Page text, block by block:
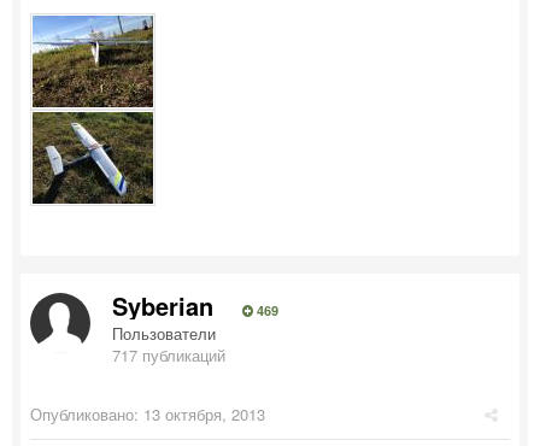
Syberian 469
Пользователи
717 публикаций
Опубликовано: 13 октября, 2013